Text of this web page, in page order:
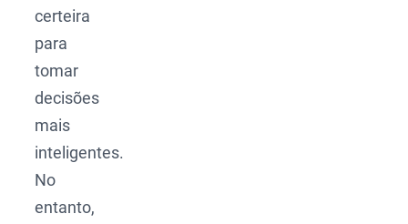
certeira
para
tomar
decisões
mais
inteligentes.
No
entanto,